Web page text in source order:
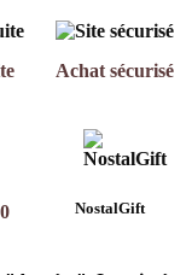
Achat sécurisé
NostalGift